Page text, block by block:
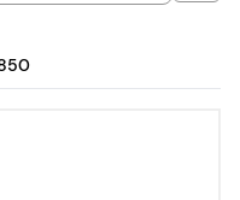
laser couleur
C 3850.